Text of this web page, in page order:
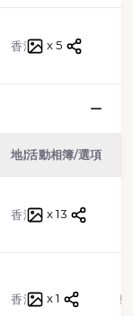
香港 x 5
地點 類型
活動相簿/選項
香港 路跑
x 13
香港 越野跑
x 1